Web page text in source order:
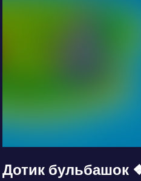
Дотик бульбашок